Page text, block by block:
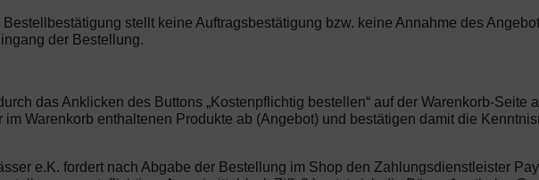
stellt keine Auftragsbestätigung bzw. keine Annahme des
der Bestellung.
das Anklicken des Buttons „Kostenpflichtig bestellen“ auf der Warenkorb-Seite
Warenkorb enthaltenen Produkte ab (Angebot) und bestätigen damit die
e.K. fordert nach Abgabe der Bestellung im Shop den Zahlungsdienstleister